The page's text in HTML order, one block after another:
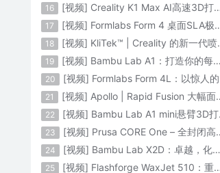
16 [视频] Creality K1 Max AI高速3D打印机：600mm/s打印速度 史诗般的飞跃
17 [视频] Formlabs Form 4 桌面SLA极速3D打印机 工业级打印质量
18 [视频] KliTek™ | Creality 的新一代喷嘴更换系统
19 [视频] Bambu Lab A1：打造你的每一份热爱
20 [视频] Formlabs Form 4L：以惊人的速度获得工业级部件
21 [视频] Apollo | Rapid Fusion 大幅面颗粒3D打印系统
22 [视频] Bambu Lab A1 mini悬臂3D打印机：让多色打印成为标配
23 [视频] Prusa CORE One – 全封闭高速CoreXY 3D打印机配备主动腔体温度控制
24 [视频] Bambu Lab X2D：卓越，化繁为简！
25 [视频] Flashforge WaxJet 510：重新定义精度 专为K金珠宝铸造而生